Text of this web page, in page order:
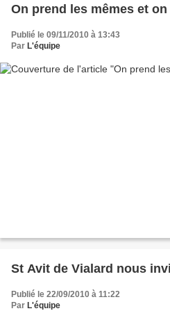
On prend les mêmes et
Publié le 09/11/2010 à 13:43
Par L'équipe
St Avit de Vialard nous
Publié le 22/09/2010 à 11:22
Par L'équipe